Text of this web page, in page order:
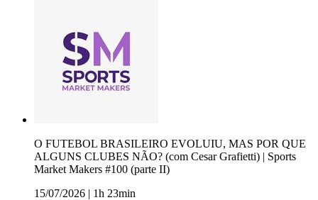
O FUTEBOL BRASILEIRO EVOLUIU, MAS POR QUE
ALGUNS CLUBES NÃO? (com Cesar Grafietti) | Sports
Market Makers #100 (parte II)
15/07/2026
1h 23min